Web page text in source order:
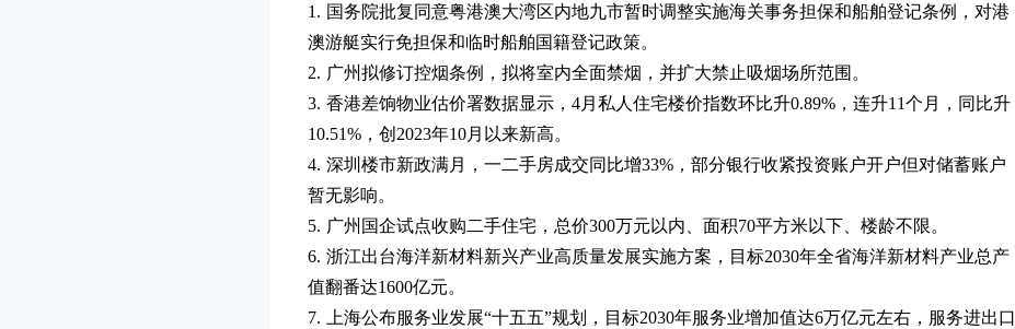
1. 国务院批复同意粤港澳大湾区内地九市暂时调整实施海关事务担保和船舶登记条例，对港
澳游艇实行免担保和临时船舶国籍登记政策。
2. 广州拟修订控烟条例，拟将室内全面禁烟，并扩大禁止吸烟场所范围。
3. 香港差饷物业估价署数据显示，4月私人住宅楼价指数环比升0.89%，连升11个月，同比升
10.51%，创2023年10月以来新高。
4. 深圳楼市新政满月，一二手房成交同比增33%，部分银行收紧投资账户开户但对储蓄账户
暂无影响。
5. 广州国企试点收购二手住宅，总价300万元以内、面积70平方米以下、楼龄不限。
6. 浙江出台海洋新材料新兴产业高质量发展实施方案，目标2030年全省海洋新材料产业总产
值翻番达1600亿元。
7. 上海公布服务业发展“十五五”规划，目标2030年服务业增加值达6万亿元左右，服务进出口